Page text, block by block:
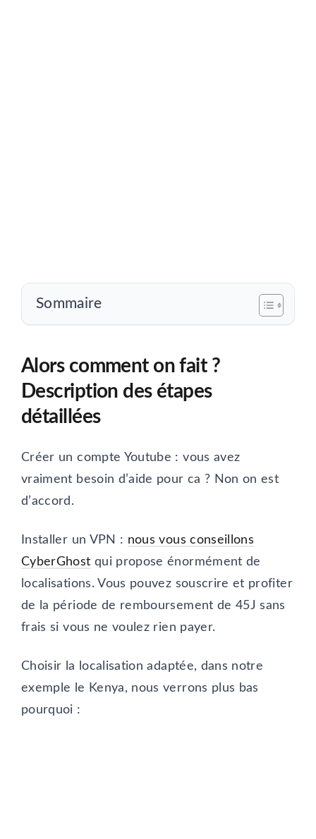
Sommaire
Alors comment on fait ?
Description des étapes
détaillées
Créer un compte Youtube : vous avez
vraiment besoin d’aide pour ca ? Non on est
d’accord.
Installer un VPN : nous vous conseillons
CyberGhost qui propose énormément de
localisations. Vous pouvez souscrire et profiter
de la période de remboursement de 45J sans
frais si vous ne voulez rien payer.
Choisir la localisation adaptée, dans notre
exemple le Kenya, nous verrons plus bas
pourquoi :